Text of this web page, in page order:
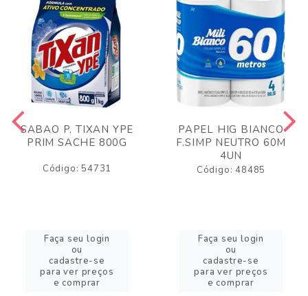
SABAO P. TIXAN YPE
PRIM SACHE 800G
Código: 54731
Faça seu login
ou
cadastre-se
para ver preços
e comprar
PAPEL HIG BIANCO
F.SIMP NEUTRO 60M
4UN
Código: 48485
Faça seu login
ou
cadastre-se
para ver preços
e comprar